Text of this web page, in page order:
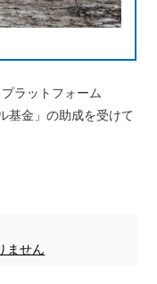
ラットフォーム
基金」の助成を受けて
ません